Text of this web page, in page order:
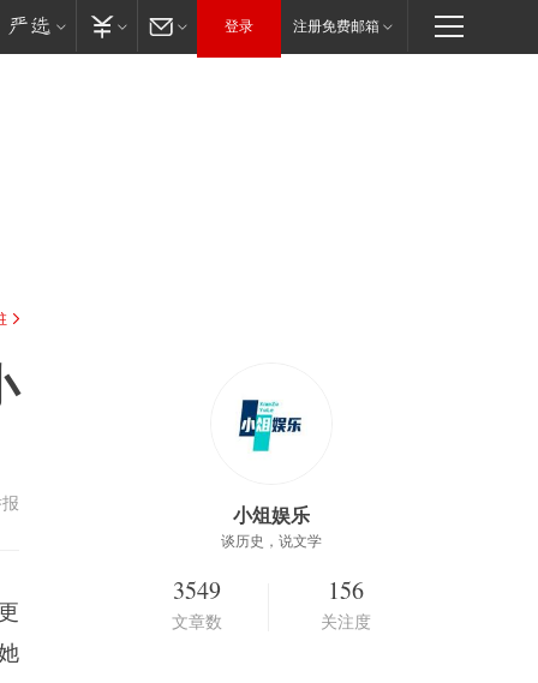
登录 注册免费邮箱
小俎娱乐
谈历史，说文学
3549
文章数
156
关注度